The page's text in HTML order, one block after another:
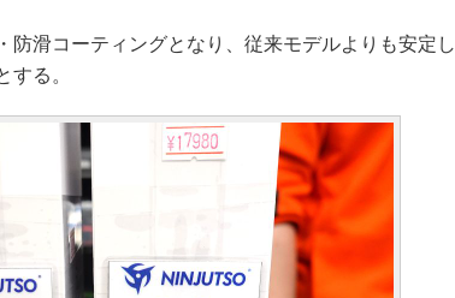
滑コーティングとなり、従来モデルよりも安定し
する。